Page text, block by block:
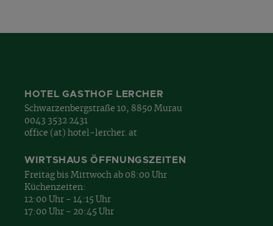
HOTEL GASTHOF LERCHER
Schwarzenbergstraße 10, 8850 Murau
0043 3532 2431
office (at) hotel-lercher. at
WIRTSHAUS ÖFFNUNGSZEITEN
Freitag bis Mittwoch ab 08:00 Uhr
Küchenzeiten:
12:00 Uhr - 14:15 Uhr
17:00 Uhr - 20:45 Uhr